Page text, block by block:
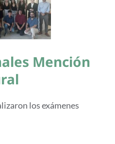
Mención
los exámenes